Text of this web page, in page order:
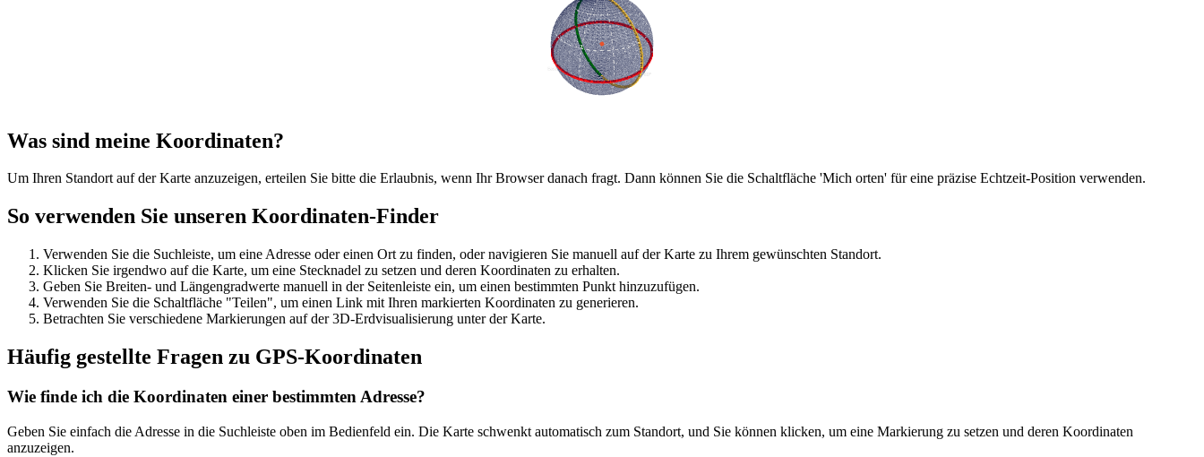
Was sind meine Koordinaten?
Um Ihren Standort auf der Karte anzuzeigen, erteilen Sie bitte die Erlaubnis, wenn Ihr Browser danach fragt. Dann können Sie die Schaltfläche 'Mich orten' für eine präzise Echtzeit-Position verwenden.
So verwenden Sie unseren Koordinaten-Finder
Verwenden Sie die Suchleiste, um eine Adresse oder einen Ort zu finden, oder navigieren Sie manuell auf der Karte zu Ihrem gewünschten Standort.
Klicken Sie irgendwo auf die Karte, um eine Stecknadel zu setzen und deren Koordinaten zu erhalten.
Geben Sie Breiten- und Längengradwerte manuell in der Seitenleiste ein, um einen bestimmten Punkt hinzuzufügen.
Verwenden Sie die Schaltfläche "Teilen", um einen Link mit Ihren markierten Koordinaten zu generieren.
Betrachten Sie verschiedene Markierungen auf der 3D-Erdvisualisierung unter der Karte.
Häufig gestellte Fragen zu GPS-Koordinaten
Wie finde ich die Koordinaten einer bestimmten Adresse?
Geben Sie einfach die Adresse in die Suchleiste oben im Bedienfeld ein. Die Karte schwenkt automatisch zum Standort, und Sie können klicken, um eine Markierung zu setzen und deren Koordinaten
anzuzeigen.